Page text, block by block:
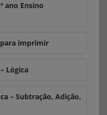
ano Ensino
imprimir
Lógica
– Subtração, Adição,